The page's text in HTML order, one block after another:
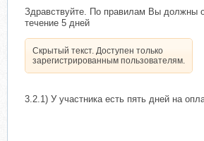
Здравствуйте. По правилам Вы должны
течение 5 дней
Скрытый текст. Доступен только
зарегистрированным пользователям.
3.2.1) У участника есть пять дней на